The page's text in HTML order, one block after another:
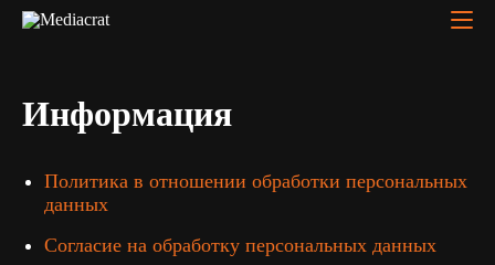
Информация
Политика в отношении обработки персональных
данных
Согласие на обработку персональных данных